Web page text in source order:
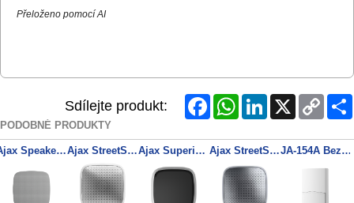
Přeloženo pomocí AI
Sdílejte produkt: FacebookWhatsAppLinkedInX
Copy
Link
PODOBNÉ PRODUKTY
Ajax SpeakerPhone (8EU) ASP white (Voice module) Ajax StreetSiren ASP white (38178) Ajax Superior StreetSiren Plus Jeweller (8PD) black Ajax StreetSiren Fibra ASP white (44412) JA-154A Bezdrátová bateriová vnitřní siréna